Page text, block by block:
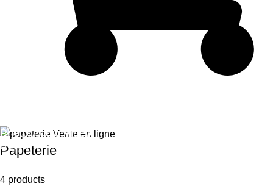
Découvrir
Photo-Audio Vidéo
Découvrir
Papeterie
4 products